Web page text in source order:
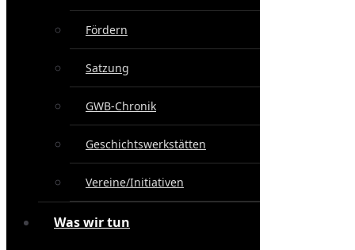
Fördern
Satzung
GWB-Chronik
Geschichtswerkstätten
Vereine/Initiativen
Was wir tun